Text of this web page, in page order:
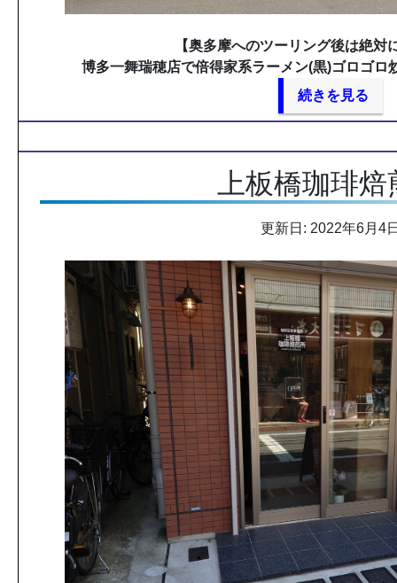
【奥多摩へのツーリング後は絶対
博多一舞瑞穂店で倍得家系ラーメン(黒)ゴロゴロ
続きを見る
上板橋珈琲
更新日: 2022年6月4